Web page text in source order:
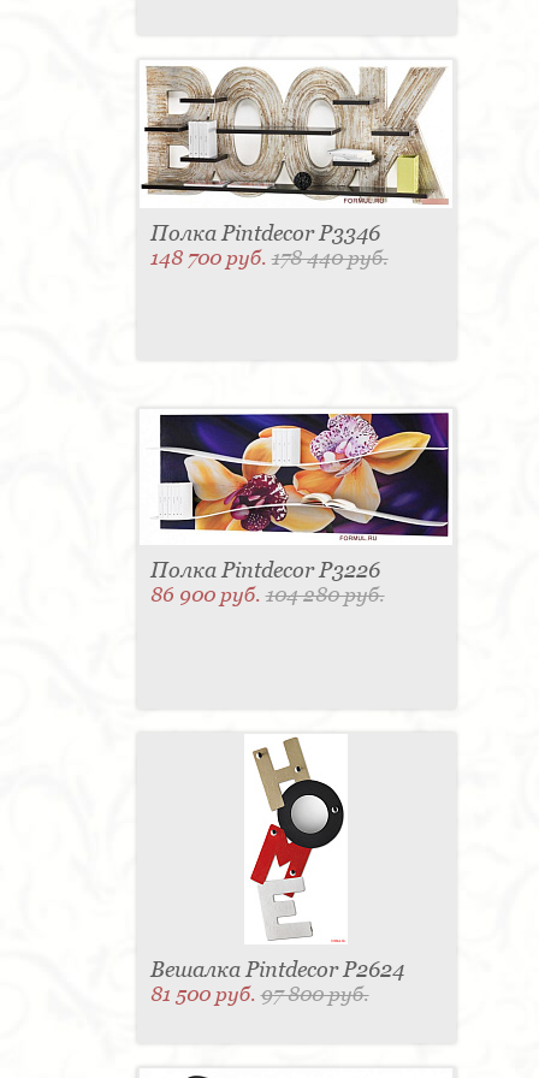
Полка Pintdecor P3346
148 700 руб.178 440 руб.
Полка Pintdecor P3226
86 900 руб.104 280 руб.
Вешалка Pintdecor P2624
81 500 руб.97 800 руб.